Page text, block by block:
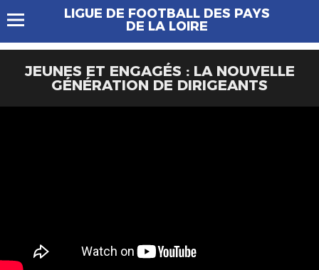
LIGUE DE FOOTBALL DES PAYS
DE LA LOIRE
JEUNES ET ENGAGÉS : LA NOUVELLE
GÉNÉRATION DE DIRIGEANTS